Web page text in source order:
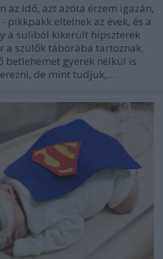
az idő, azt azóta érzem igazán,
pikkpakk eltelnek az évek, és a
a suliból kikerült hipszterek
a szülők táborába tartoznak.
betlehemet gyerek nélkül is
de mint tudjuk,…